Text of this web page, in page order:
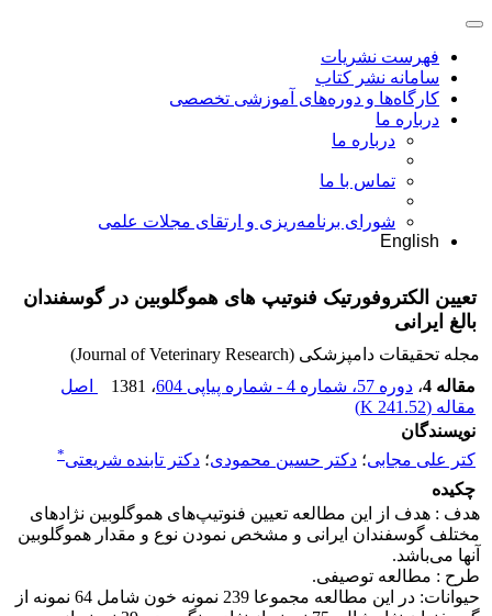
فهرست نشریات
سامانه نشر کتاب
کارگاه‌ها و دوره‌های آموزشی تخصصی
درباره ما
درباره ما
تماس با ما
شورای برنامه‌ریزی و ارتقای مجلات علمی
English
تعیین الکتروفورتیک فنوتیپ های هموگلوبین در گوسفندان
بالغ ایرانی
مجله تحقیقات دامپزشکی (Journal of Veterinary Research)
مقاله 4
، دوره 57، شماره 4 - شماره پیاپی 604 ، 1381
اصل
مقاله (241.52 K
)
نویسندگان
کتر علی مجابی؛ دکتر حسین محمودی؛ دکتر تابنده شریعتی*
چکیده
هدف : هدف از این مطالعه تعیین فنوتیپ‌های هموگلوبین نژادهای
مختلف گوسفندان ایرانی و مشخص نمودن نوع و مقدار هموگلوبین
آنها می‌باشد.
طرح : مطالعه توصیفی.
حیوانات: در این مطالعه مجموعا 239 نمونه خون شامل 64 نمونه از